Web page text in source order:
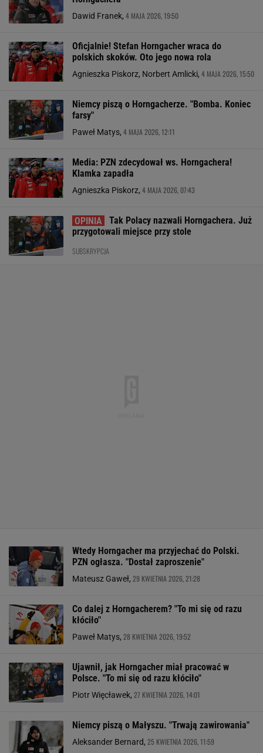
Dawid Franek, 4 MAJA 2026, 19:50
Oficjalnie! Stefan Horngacher wraca do
polskich skoków. Oto jego nowa rola
Agnieszka Piskorz, Norbert Amlicki, 4 MAJA 2026, 15:50
Niemcy piszą o Horngacherze. "Bomba. Koniec
farsy"
Paweł Matys, 4 MAJA 2026, 12:11
Media: PZN zdecydował ws. Horngachera!
Klamka zapadła
Agnieszka Piskorz, 4 MAJA 2026, 07:43
Tak Polacy nazwali Horngachera. Już
przygotowali miejsce przy stole
SUBSKRYPCJA
Wtedy Horngacher ma przyjechać do Polski.
PZN ogłasza. "Dostał zaproszenie"
Mateusz Gaweł, 29 KWIETNIA 2026, 21:28
Co dalej z Horngacherem? "To mi się od razu
kłóciło"
Paweł Matys, 28 KWIETNIA 2026, 19:52
Ujawnił, jak Horngacher miał pracować w
Polsce. "To mi się od razu kłóciło"
Piotr Więcławek, 27 KWIETNIA 2026, 14:01
Niemcy piszą o Małyszu. "Trwają zawirowania"
Aleksander Bernard, 25 KWIETNIA 2026, 11:59